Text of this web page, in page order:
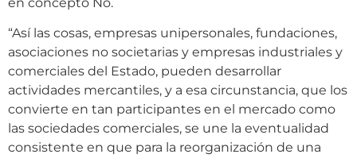
“Así las cosas, empresas unipersonales, fundaciones,
asociaciones no societarias y empresas industriales y
comerciales del Estado, pueden desarrollar
actividades mercantiles, y a esa circunstancia, que los
convierte en tan participantes en el mercado como
las sociedades comerciales, se une la eventualidad
consistente en que para la reorganización de una